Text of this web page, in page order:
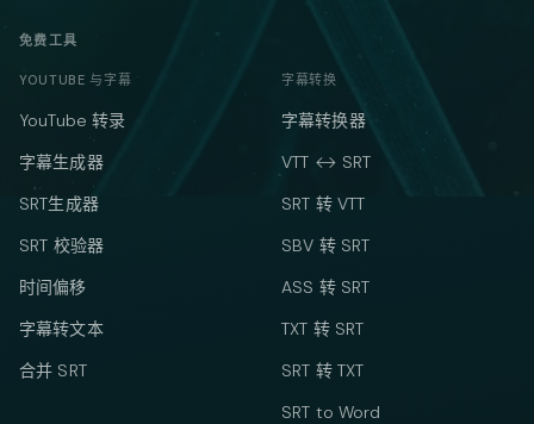
免费工具
YOUTUBE 与字幕
YouTube 转录
字幕生成器
SRT生成器
SRT 校验器
时间偏移
字幕转文本
合并 SRT
字幕转换
字幕转换器
VTT ↔ SRT
SRT 转 VTT
SBV 转 SRT
ASS 转 SRT
TXT 转 SRT
SRT 转 TXT
SRT to Word